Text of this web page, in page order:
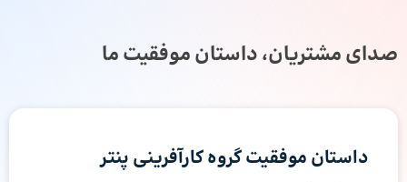
صدای مشتریان، داستان موفقیت ما
داستان موفقیت گروه کارآفرینی پنتر